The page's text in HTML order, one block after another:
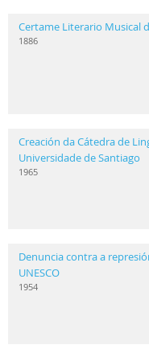
Certame Literario Musical
1886
Creación da Cátedra de
Universidade de Santiago
1965
Denuncia contra a
UNESCO
1954